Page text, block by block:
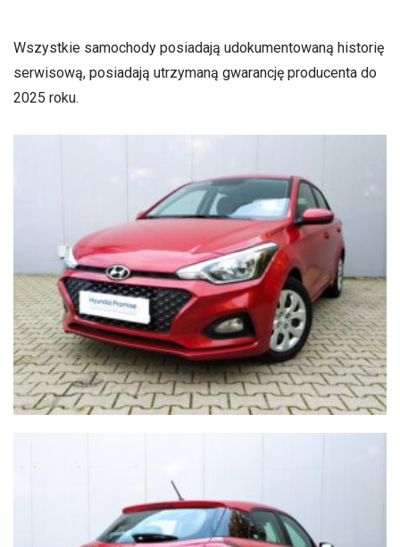
Wszystkie samochody posiadają udokumentowaną historię
serwisową, posiadają utrzymaną gwarancję producenta do
2025 roku.